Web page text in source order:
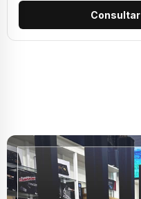
Consultar